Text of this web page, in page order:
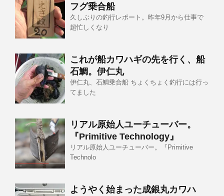
フグ乗合船
久しぶりの釣行レポート。昨年9月から仕事で
超忙しくなり
これが船カワハギの先を行く、船
石鯛。伊仁丸
伊仁丸、石鯛乗合船 ちょくちょく釣行には行っ
てました
リアル原始人ユーチューバー。
『Primitive Technology』
リアル原始人ユーチューバー。『Primitive
Technolo
ようやく始まった成銀丸カワハ